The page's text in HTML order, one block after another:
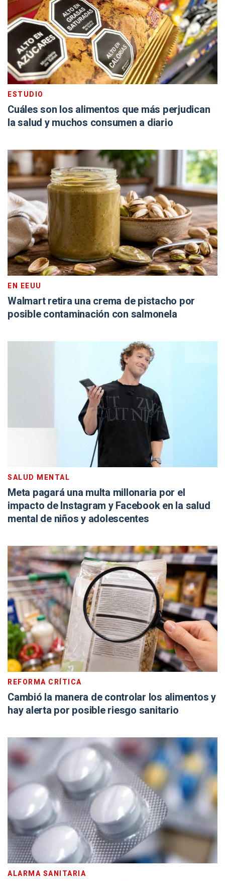
ESTUDIO
Cuáles son los alimentos que más perjudican
la salud y muchos consumen a diario
EN EEUU
Walmart retira una crema de pistacho por
posible contaminación con salmonela
SALUD MENTAL
Meta pagará una multa millonaria por el
impacto de Instagram y Facebook en la salud
mental de niños y adolescentes
REFORMA CRÍTICA
Cambió la manera de controlar los alimentos y
hay alerta por posible riesgo sanitario
ALARMA SANITARIA